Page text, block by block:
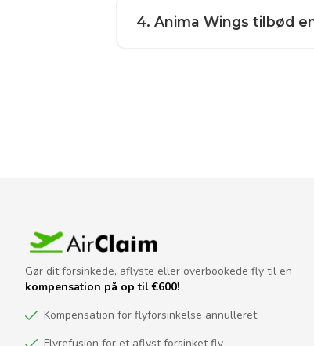
4. Anima Wings tilbød
Gør dit forsinkede, aflyste eller overbookede fly til en
kompensation på op til €600!
Kompensation for flyforsinkelse annulleret